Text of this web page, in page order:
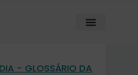
- GLOSSÁRIO DA